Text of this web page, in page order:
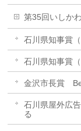
第35回いしか
石川県知事賞
石川県知事
金沢市長賞
石川県屋外広
る